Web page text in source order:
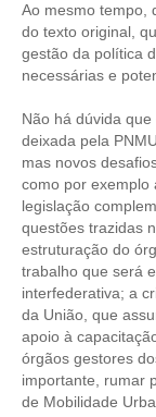
MANUAL DE
RELEASES
CONTATO
CADASTRO
ASSOCIE-SE
ATUALIZAÇÃO
NÚCLEO JOVEM
Ao mesmo tempo,
do texto original,
gestão da política
necessárias e
Não há dúvida
deixada pela
mas novos
como por exemplo
legislação
questões trazidas
estruturação do
trabalho que será
interfederativa; a
da União, que
apoio à
órgãos gestores
importante, rumar
de Mobilidade